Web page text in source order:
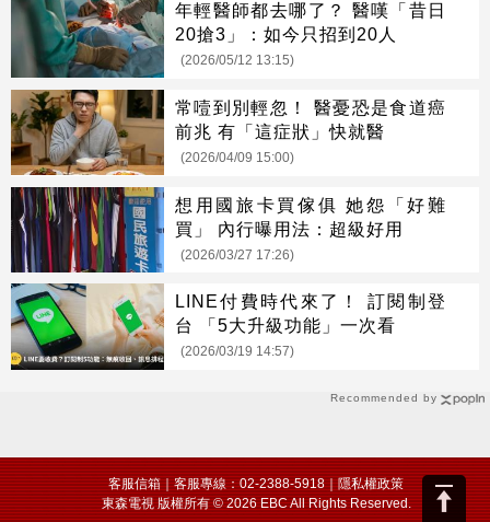
Recommended by
年輕醫師都去哪了？ 醫嘆「昔日
20搶3」：如今只招到20人
(2026/05/12 13:15)
常噎到別輕忽！ 醫憂恐是食道癌
前兆 有「這症狀」快就醫
(2026/04/09 15:00)
想用國旅卡買傢俱 她怨「好難
買」 內行曝用法：超級好用
(2026/03/27 17:26)
LINE付費時代來了！ 訂閱制登
台 「5大升級功能」一次看
(2026/03/19 14:57)
客服信箱｜客服專線：02-2388-5918｜隱私權政策
東森電視 版權所有 © 2026 EBC All Rights Reserved.